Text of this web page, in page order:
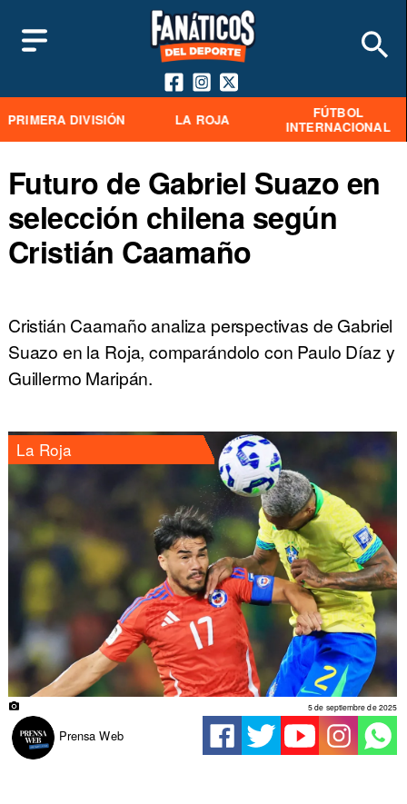
PRIMERA DIVISIÓN LA ROJA
FÚTBOL
INTERNACIONAL
Futuro de Gabriel Suazo en
selección chilena según
Cristián Caamaño
Cristián Caamaño analiza perspectivas de Gabriel
Suazo en la Roja, comparándolo con Paulo Díaz y
Guillermo Maripán.
La Roja
Prensa Web
5 de septiembre de 2025